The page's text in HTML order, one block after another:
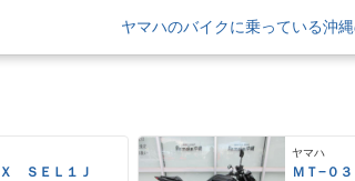
ヤマハのバイクに乗っている沖
Ｘ ＳＥＬ１Ｊ
ヤマハ
ＭＴ−０３